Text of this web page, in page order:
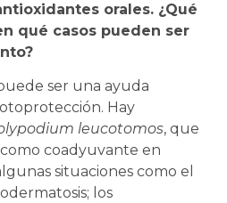
orales. ¿Qué
qué casos pueden ser
ser una ayuda
Hay
leucotomos, que
coadyuvante en
situaciones como el
los